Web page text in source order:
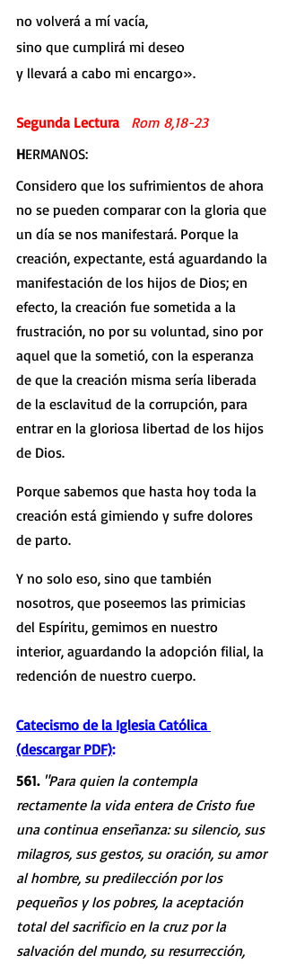
no volverá a mí vacía,
sino que cumplirá mi deseo
y llevará a cabo mi encargo».
Segunda Lectura Rom 8,18-23
HERMANOS:
Considero que los sufrimientos de ahora
no se pueden comparar con la gloria que
un día se nos manifestará. Porque la
creación, expectante, está aguardando la
manifestación de los hijos de Dios; en
efecto, la creación fue sometida a la
frustración, no por su voluntad, sino por
aquel que la sometió, con la esperanza
de que la creación misma sería liberada
de la esclavitud de la corrupción, para
entrar en la gloriosa libertad de los hijos
de Dios.
Porque sabemos que hasta hoy toda la
creación está gimiendo y sufre dolores
de parto.
Y no solo eso, sino que también
nosotros, que poseemos las primicias
del Espíritu, gemimos en nuestro
interior, aguardando la adopción filial, la
redención de nuestro cuerpo.
Catecismo de la Iglesia Católica
(descargar PDF):
561. "Para quien la contempla
rectamente la vida entera de Cristo fue
una continua enseñanza: su silencio, sus
milagros, sus gestos, su oración, su amor
al hombre, su predilección por los
pequeños y los pobres, la aceptación
total del sacrificio en la cruz por la
salvación del mundo, su resurrección,